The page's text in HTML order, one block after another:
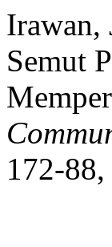
Irawan,
Semut
172-